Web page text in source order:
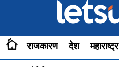
राजकारण देश महाराष्ट्र